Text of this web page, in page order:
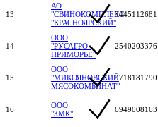
13
АО
"СВИНОКОМПЛЕКС
"КРАСНОЯРСКИЙ"
3445112681
14
ООО
"РУСАГРО-
ПРИМОРЬЕ"
2540203376
15
ООО
"МИКОЯНОВСКИЙ
МЯСОКОМБИНАТ"
9718181790
16
ООО
"ЗМК"
6949008163